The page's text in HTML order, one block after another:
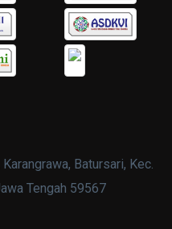
Batursari, Kec.
Tengah 59567